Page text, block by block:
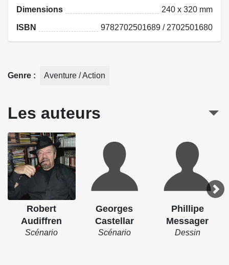
Dimensions 240 x 320 mm
ISBN 9782702501689 / 2702501680
Genre Aventure / Action
Les auteurs
Robert
Audiffren
Scénario
Georges
Castellar
Scénario
Phillipe
Messager
Dessin